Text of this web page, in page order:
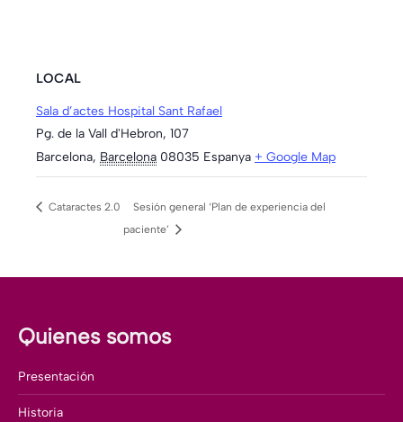
LOCAL
Sala d’actes Hospital Sant Rafael
Pg. de la Vall d'Hebron, 107
Barcelona, Barcelona 08035 Espanya + Google Map
Cataractes 2.0
Sesión general ‘Plan de experiencia del
paciente’
Quienes somos
Presentación
Historia